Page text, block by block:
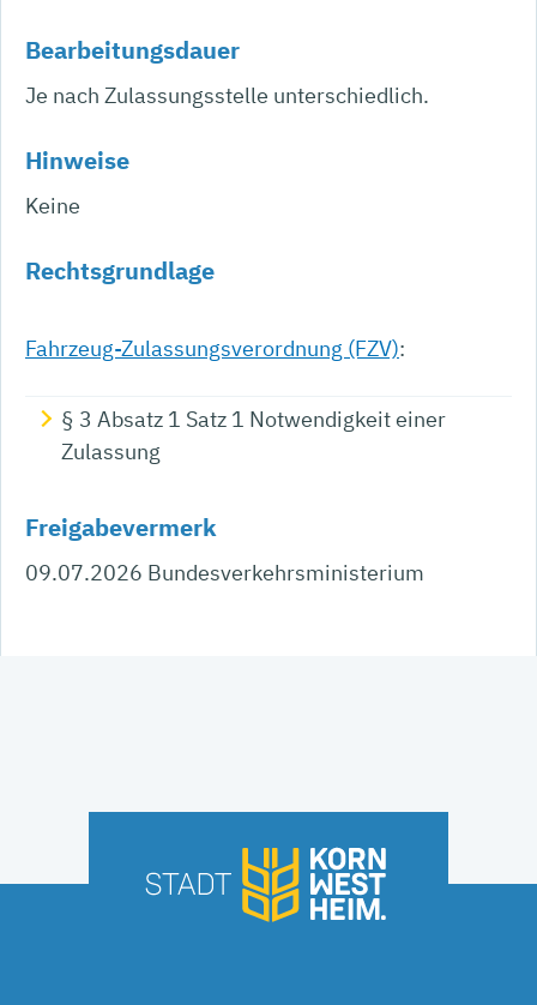
Bearbeitungsdauer
Je nach Zulassungsstelle unterschiedlich.
Hinweise
Keine
Rechtsgrundlage
Fahrzeug-Zulassungsverordnung (FZV):
§ 3 Absatz 1 Satz 1 Notwendigkeit einer
Zulassung
Freigabevermerk
09.07.2026 Bundesverkehrsministerium